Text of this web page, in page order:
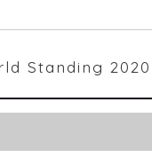
Standing